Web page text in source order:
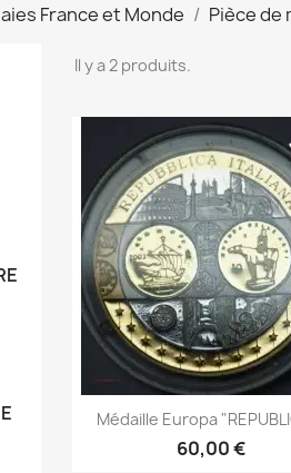
France et Monde Pièce de
Il y a 2 produits.
Médaille Europa
60,00 €
 Aperçu rapide